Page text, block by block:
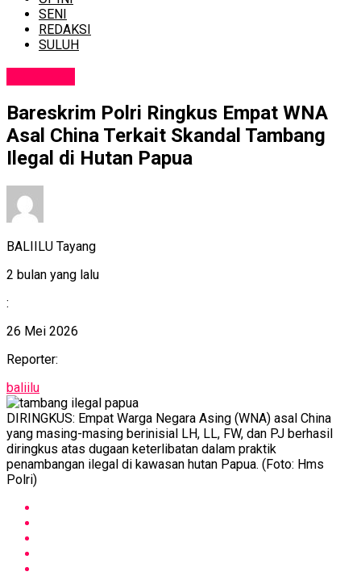
SENI
REDAKSI
SULUH
Bareskrim Polri Ringkus Empat WNA
Asal China Terkait Skandal Tambang
Ilegal di Hutan Papua
BALIILU Tayang
2 bulan yang lalu
:
26 Mei 2026
Reporter:
baliilu
DIRINGKUS: Empat Warga Negara Asing (WNA) asal China
yang masing-masing berinisial LH, LL, FW, dan PJ berhasil
diringkus atas dugaan keterlibatan dalam praktik
penambangan ilegal di kawasan hutan Papua. (Foto: Hms
Polri)